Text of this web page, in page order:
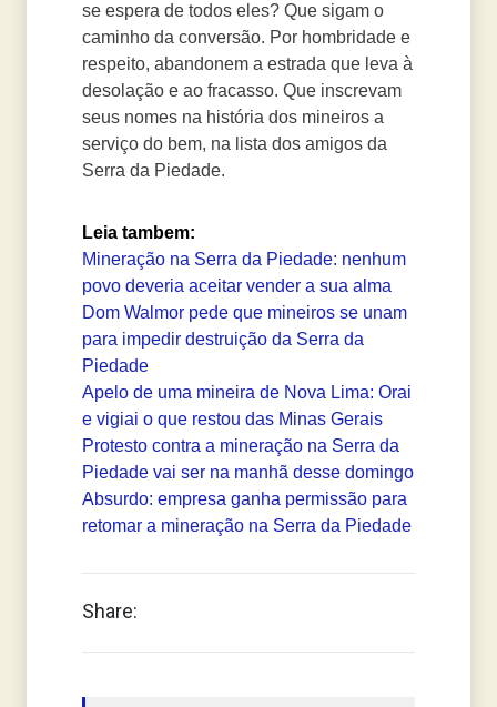
se espera de todos eles? Que sigam o
caminho da conversão. Por hombridade e
respeito, abandonem a estrada que leva à
desolação e ao fracasso. Que inscrevam
seus nomes na história dos mineiros a
serviço do bem, na lista dos amigos da
Serra da Piedade.
Leia tambem:
Mineração na Serra da Piedade: nenhum
povo deveria aceitar vender a sua alma
Dom Walmor pede que mineiros se unam
para impedir destruição da Serra da
Piedade
Apelo de uma mineira de Nova Lima: Orai
e vigiai o que restou das Minas Gerais
Protesto contra a mineração na Serra da
Piedade vai ser na manhã desse domingo
Absurdo: empresa ganha permissão para
retomar a mineração na Serra da Piedade
Share: